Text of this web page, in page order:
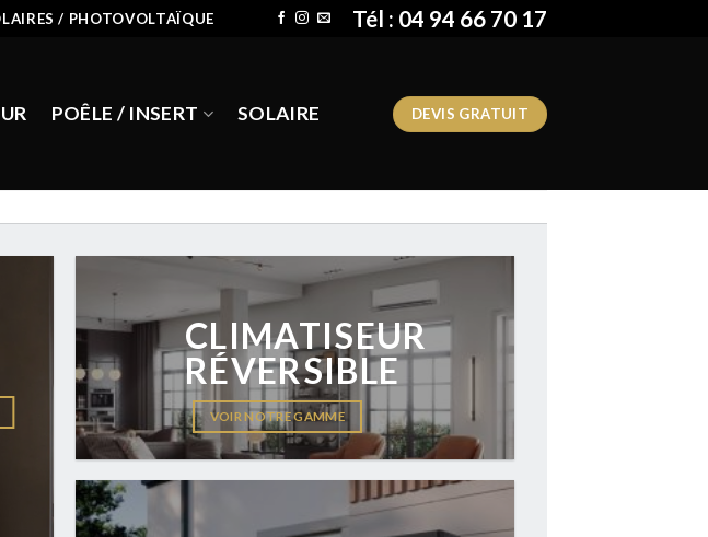
/ PHOTOVOLTAÏQUE Tél : 04 94 66 70 17
POÊLE / INSERT SOLAIRE DEVIS GRATUIT
CLIMATISEUR
RÉVERSIBLE
VOIR NOTRE GAMME